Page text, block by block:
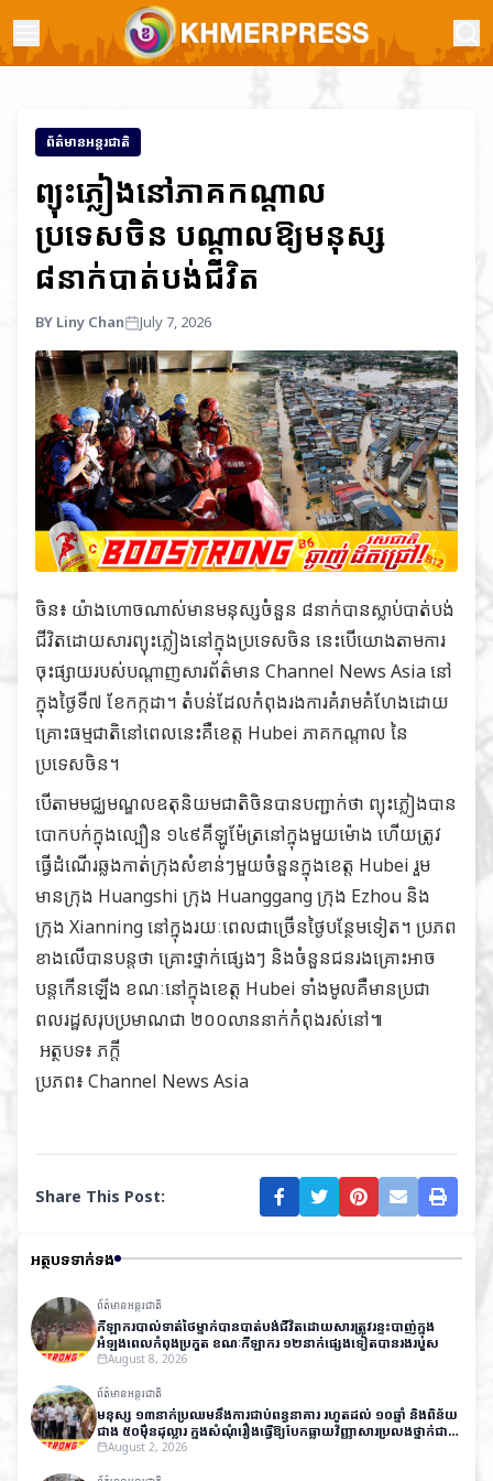
ព័ត៌មានអន្តរជាតិ
ព្យុះភ្លៀងនៅភាគកណ្តាល
ប្រទេសចិន បណ្តាលឱ្យមនុស្ស
៨នាក់បាត់បង់ជីវិត
BY Liny Chan July 7, 2026
ចិន៖ យ៉ាងហោចណាស់មានមនុស្សចំនួន ៨នាក់បានស្លាប់បាត់បង់
ជីវិតដោយសារព្យុះភ្លៀងនៅក្នុងប្រទេសចិន នេះបើយោងតាមការ
ចុះផ្សាយរបស់បណ្តាញសារព័ត៌មាន Channel News Asiaនៅ
ក្នុងថ្ងៃទី៧ ខែកក្កដា។ តំបន់ដែលកំពុងរងការគំរាមគំហែងដោយ
គ្រោះធម្មជាតិនៅពេលនេះគឺខេត្ត Hubei ភាគកណ្តាល នៃ
ប្រទេសចិន។
បើតាមមជ្ឈមណ្ឌលឧតុនិយមជាតិចិនបានបញ្ជាក់ថា ព្យុះភ្លៀងបាន
បោកបក់ក្នុងល្បឿន ១៤៩គីឡូម៉ែត្រនៅក្នុងមួយម៉ោង ហើយត្រូវ
ធ្វើដំណើរឆ្លងកាត់ក្រុងសំខាន់ៗមួយចំនួនក្នុងខេត្ត Hubei រួម
មានក្រុង Huangshi ក្រុង Huanggang ក្រុង Ezhou និង
ក្រុង Xianning នៅក្នុងរយៈពេលជាច្រើនថ្ងៃបន្ថែមទៀត។ ប្រភព
ខាងលើបានបន្តថា គ្រោះថ្នាក់ផ្សេងៗ និងចំនួនជនរងគ្រោះអាច
បន្តកើនឡើង ខណៈនៅក្នុងខេត្ត Hubei ទាំងមូលគឺមានប្រជា
ពលរដ្ឋសរុបប្រមាណជា ២០០លាននាក់កំពុងរស់នៅ៕
អត្ថបទ៖ ភក្តី
ប្រភព៖ Channel News Asia
Share This Post:
អត្ថបទទាក់ទង
ព័ត៌មានអន្តរជាតិ
កីឡាករបាល់ទាត់ថៃម្នាក់បានបាត់បង់ជីវិតដោយសារត្រូវរន្ទះបាញ់ក្នុង
អំឡុងពេលកំពុងប្រកួត ខណៈកីឡាករ ១២នាក់ផ្សេងទៀតបានរងរបួស
August 8, 2026
ព័ត៌មានអន្តរជាតិ
មនុស្ស ១៣នាក់ប្រឈមនឹងការជាប់ពន្ធនាគារ រហូតដល់ ១០ឆ្នាំ និងពិន័យ
ជាង ៥០ម៉ឺនដុល្លារ ក្នុងសំណុំរឿងធ្វើឱ្យបែកធ្លាយវិញ្ញាសារប្រលងថ្នាក់ជាតិ
នៅឥណ្ឌា
August 2, 2026